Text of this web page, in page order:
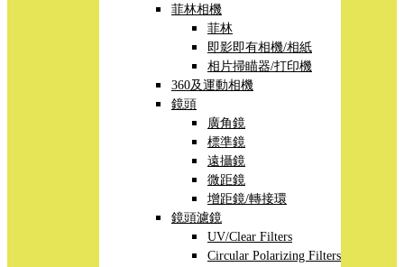
菲林相機
菲林
即影即有相機/相紙
相片掃瞄器/打印機
360及運動相機
鏡頭
廣角鏡
標準鏡
遠攝鏡
微距鏡
增距鏡/轉接環
鏡頭濾鏡
UV/Clear Filters
Circular Polarizing Filters